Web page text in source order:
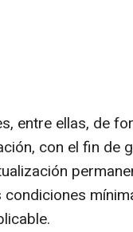
entre ellas, de
con el fin de